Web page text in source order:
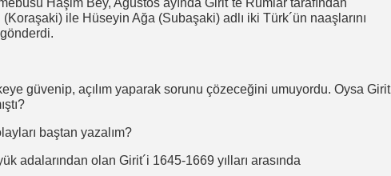
ile Hüseyin Ağa (Subaşaki) adlı iki Türk´ün naaşlarını
güvenip, açılım yaparak sorunu çözeceğini umuyordu. Oysa Girit
baştan yazalım?
adalarından olan Girit´i 1645-1669 yılları arasında